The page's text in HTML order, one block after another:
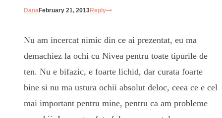
DanaFebruary 21, 2013Reply
Nu am incercat nimic din ce ai prezentat, eu ma
demachiez la ochi cu Nivea pentru toate tipurile de
ten. Nu e bifazic, e foarte lichid, dar curata foarte
bine si nu ma ustura ochii absolut deloc, ceea ce e cel
mai important pentru mine, pentru ca am probleme